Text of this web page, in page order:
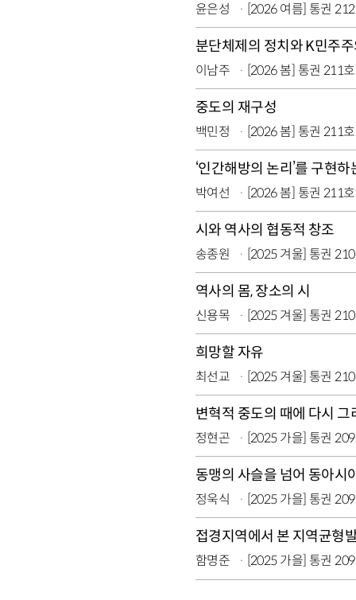
윤은성 [2026 여름] 통권
분단체제의 정치와 K민주주
이남주 [2026 봄] 통권 211호
중도의 재구성
백민정 [2026 봄] 통권 211호
‘인간해방의 논리’를 구현하
박여선 [2026 봄] 통권 211호
시와 역사의 협동적 창조
송종원 [2025 겨울] 통권
역사의 몸, 장소의 시
신용목 [2025 겨울] 통권
희망할 자유
최선교 [2025 겨울] 통권
변혁적 중도의 때에 다시 그
정현곤 [2025 가을] 통권
동맹의 사슬을 넘어 동아시
정욱식 [2025 가을] 통권
접경지역에서 본 지역균형
함명준 [2025 가을] 통권